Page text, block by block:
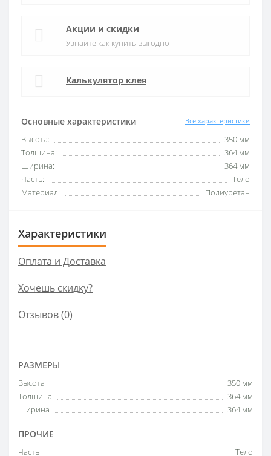
Основные характеристики Все характеристики
Высота:
350 мм
Толщина:
364 мм
Ширина:
364 мм
Часть:
Тело
Материал:
Полиуретан
Акции и скидки
Узнайте как купить выгодно
Калькулятор клея
Характеристики
Оплата и Доставка
Хочешь скидку?
Отзывов (0)
РАЗМЕРЫ
Высота
350 мм
Толщина
364 мм
Ширина
364 мм
ПРОЧИЕ
Часть Тело